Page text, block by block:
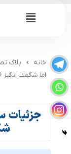
پرش
Flyout
خانه بلاگ
اما شگفت ‌انگیز
جزئیات